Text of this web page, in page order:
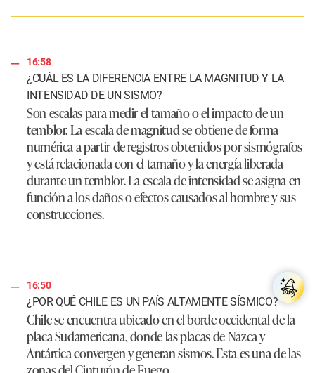
16:58
¿CUÁL ES LA DIFERENCIA ENTRE LA MAGNITUD Y LA
INTENSIDAD DE UN SISMO?
Son escalas para medir el tamaño o el impacto de un
temblor. La escala de magnitud se obtiene de forma
numérica a partir de registros obtenidos por sismógrafos
y está relacionada con el tamaño y la energía liberada
durante un temblor. La escala de intensidad se asigna en
función a los daños o efectos causados al hombre y sus
construcciones.
16:50
¿POR QUÉ CHILE ES UN PAÍS ALTAMENTE SÍSMICO?
Chile se encuentra ubicado en el borde occidental de la
placa Sudamericana, donde las placas de Nazca y
Antártica convergen y generan sismos. Esta es una de las